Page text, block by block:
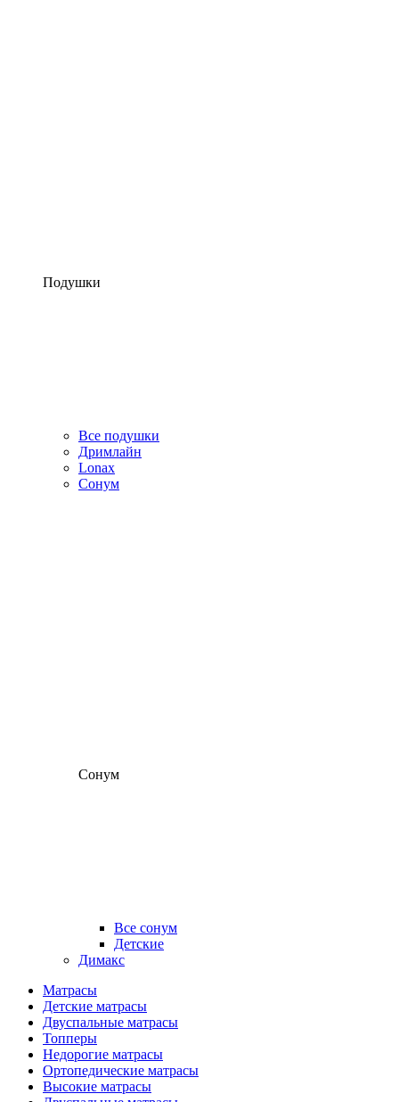
Подушки
Все подушки
Дримлайн
Lonax
Сонум
Сонум
Все сонум
Детские
Димакс
Матрасы
Детские матрасы
Двуспальные матрасы
Топперы
Недорогие матрасы
Ортопедические матрасы
Высокие матрасы